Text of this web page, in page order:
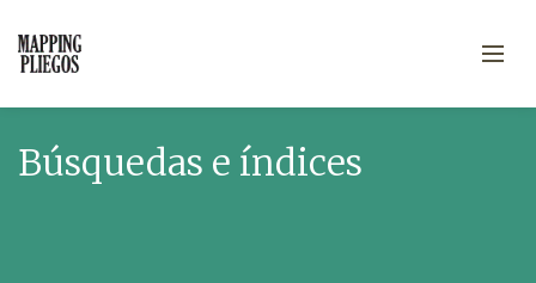
Búsquedas e índices